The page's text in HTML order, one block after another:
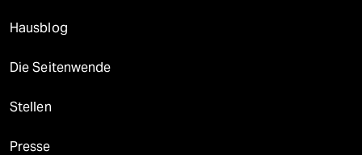
Hausblog
Die Seitenwende
Stellen
Presse